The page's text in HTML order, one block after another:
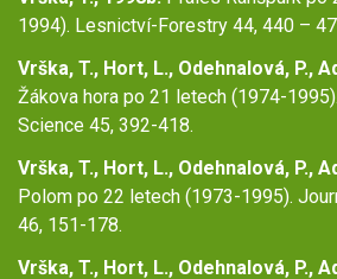
1994). Lesnictví-Forestry 44, 440 –
Vrška, T., Hort, L., Odehnalová, P.,
Žákova hora po 21 letech (1974-
Science 45, 392-418.
Vrška, T., Hort, L., Odehnalová, P.,
Polom po 22 letech (1973-1995).
46, 151-178.
Vrška, T., Hort, L., Odehnalová, P.,